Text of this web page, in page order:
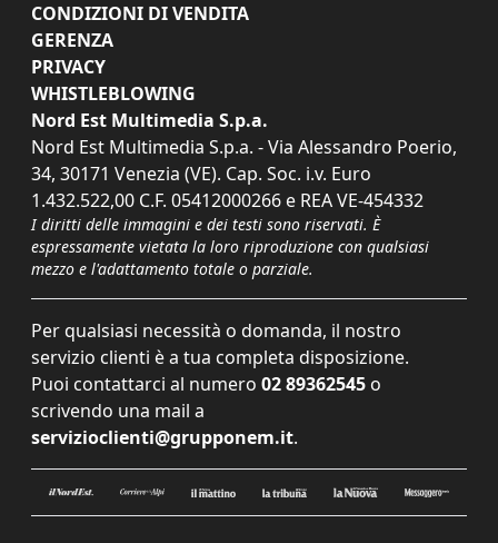
CONDIZIONI DI VENDITA
GERENZA
PRIVACY
WHISTLEBLOWING
Nord Est Multimedia S.p.a.
Nord Est Multimedia S.p.a. - Via Alessandro Poerio,
34, 30171 Venezia (VE). Cap. Soc. i.v. Euro
1.432.522,00 C.F. 05412000266 e REA VE-454332
I diritti delle immagini e dei testi sono riservati. È
espressamente vietata la loro riproduzione con qualsiasi
mezzo e l'adattamento totale o parziale.
Per qualsiasi necessità o domanda, il nostro
servizio clienti è a tua completa disposizione.
Puoi contattarci al numero 02 89362545 o
scrivendo una mail a
servizioclienti@grupponem.it.